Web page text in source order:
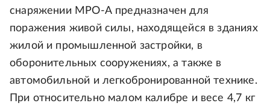
снаряжении МРО-А предназначен для
поражения живой силы, находящейся в зданиях
жилой и промышленной застройки, в
оборонительных сооружениях, а также в
автомобильной и легкобронированной технике.
При относительно малом калибре и весе 4,7 кг